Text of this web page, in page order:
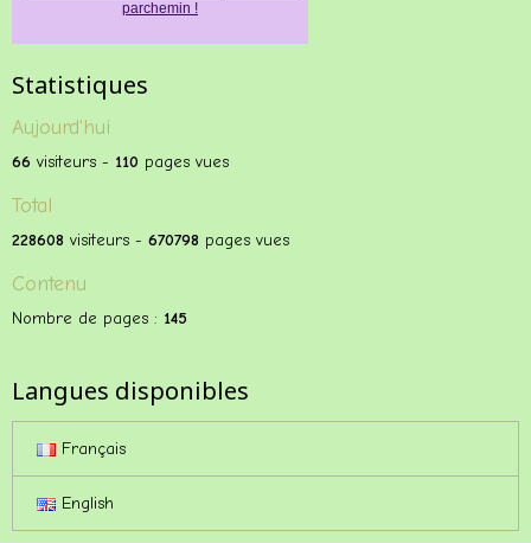
parchemin !
Statistiques
Aujourd'hui
66 visiteurs - 110 pages vues
Total
228608 visiteurs - 670798 pages vues
Contenu
Nombre de pages : 145
Langues disponibles
Français
English